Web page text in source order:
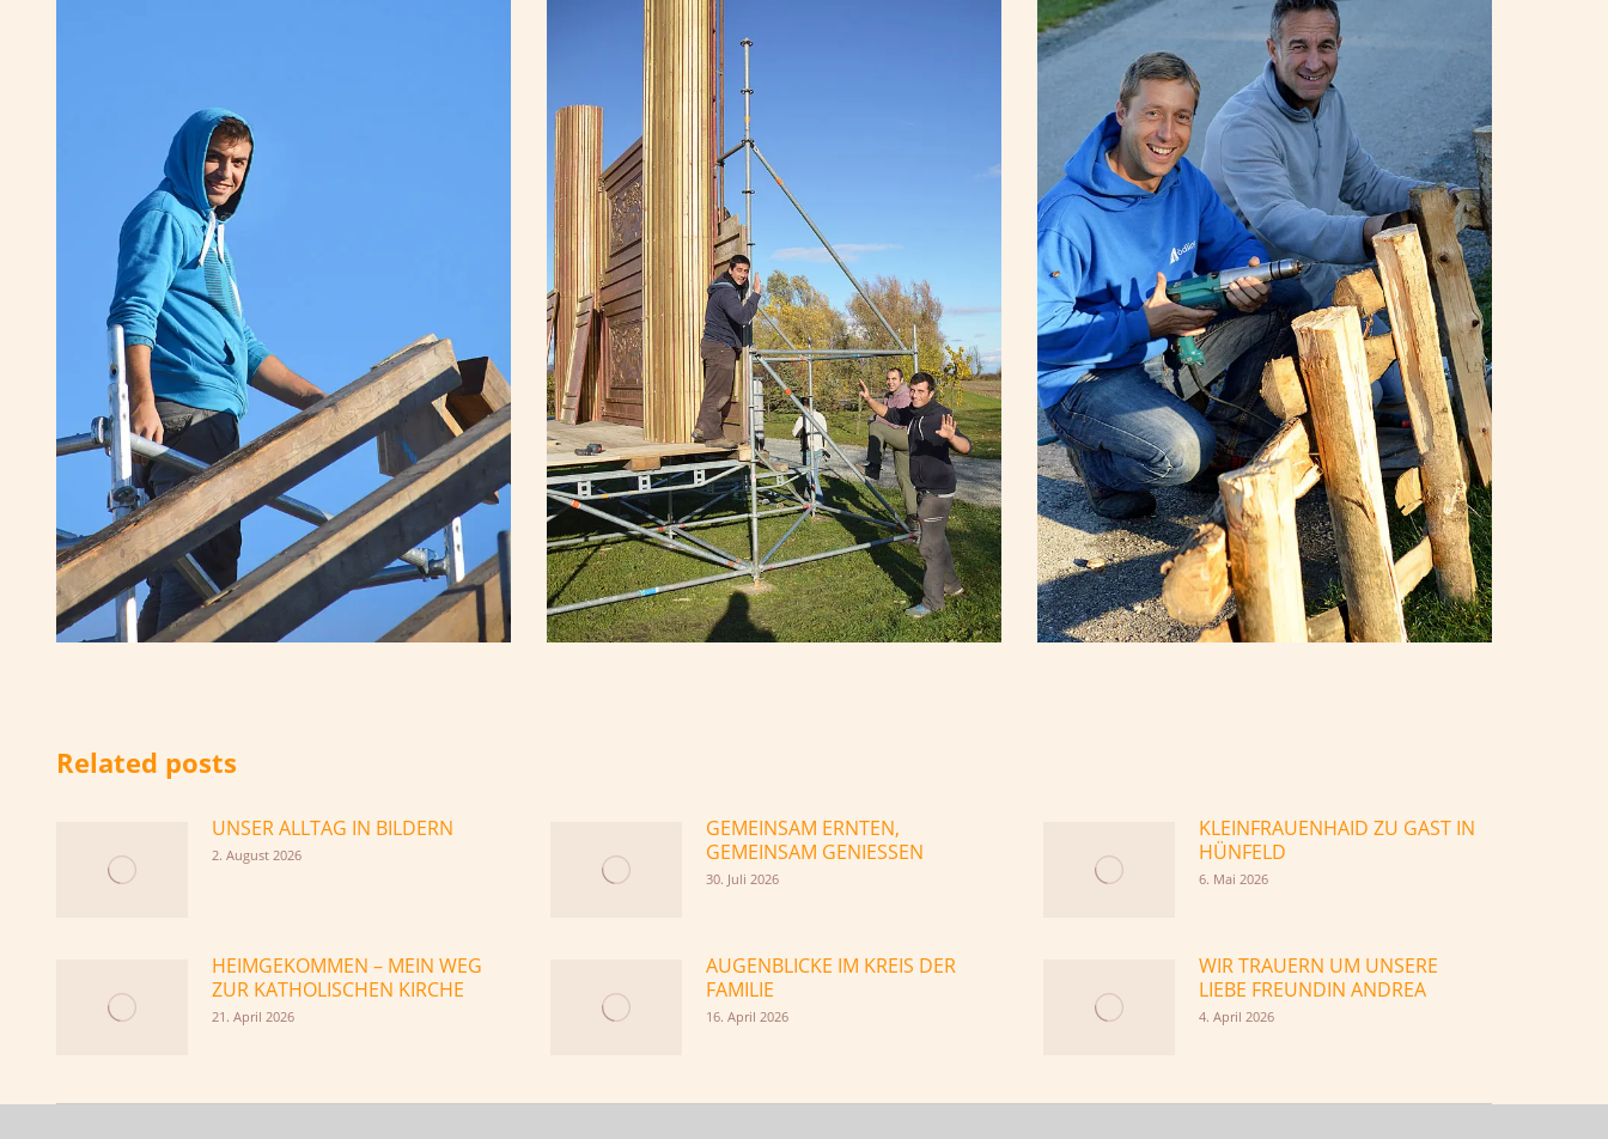
Related posts
UNSER ALLTAG IN BILDERN
2. August 2026
GEMEINSAM ERNTEN,
GEMEINSAM GENIESSEN
30. Juli 2026
KLEINFRAUENHAID ZU GAST IN
HÜNFELD
6. Mai 2026
HEIMGEKOMMEN – MEIN WEG
ZUR KATHOLISCHEN KIRCHE
21. April 2026
AUGENBLICKE IM KREIS DER
FAMILIE
16. April 2026
WIR TRAUERN UM UNSERE
LIEBE FREUNDIN ANDREA
4. April 2026